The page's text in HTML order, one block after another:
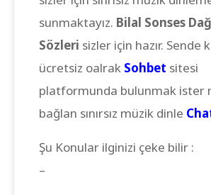
sunmaktayız. Bilal Sonses
Sözleri sizler için hazır. Sende
ücretsiz oalrak Sohbet sitesi
platformunda bulunmak ister
bağlan sınırsız müzik dinle
Şu Konular ilginizi çeke bilir :
–